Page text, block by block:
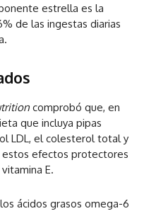
estrella es la
de las ingestas diarias
comprobó que, en
que incluya pipas
LDL, el colesterol total y
estos efectos protectores
E.
ácidos grasos omega-6